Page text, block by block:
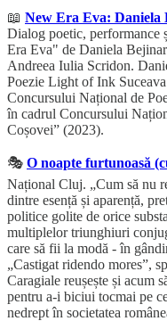
📖 New Era Eva: Daniela
Dialog poetic, performance
Era Eva" de Daniela
Andreea Iulia Scridon.
Poezie Light of Ink
Concursului Național de
în cadrul Concursului
Coșovei” (2023).
🎭 O noapte furtunoasă
Național Cluj. „Cum să nu
dintre esență și aparență,
politice golite de orice
multiplelor triunghiuri
care să fii la modă - în
„Castigat ridendo mores”,
Caragiale reușește și acum
pentru a-i biciui tocmai pe
nedrept în societatea